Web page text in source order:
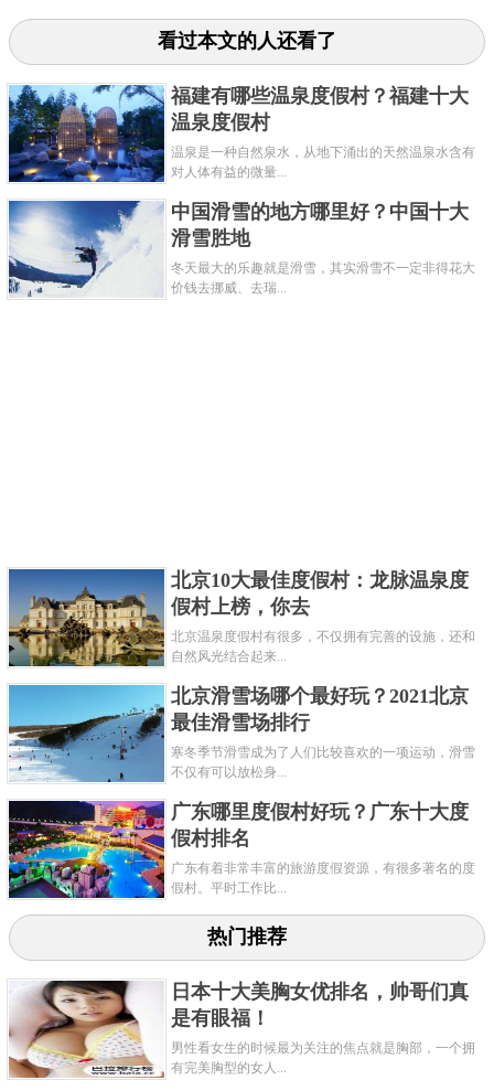
这处位于张家口冬奥核心区内，属北美枫情的滑
雪度假小镇，是总投资额超200亿元的中国大规模综合
滑雪度假区，是规划有200条总长度达138公里，45条
索道、21条魔毯，具有丰富业态的度假综合体。
关键字：滑雪 度假村
看过本文的人还看了
福建有哪些温泉度假村？福建十大
温泉度假村
温泉是一种自然泉水，从地下涌出的天然温泉水含有
对人体有益的微量...
中国滑雪的地方哪里好？中国十大
滑雪胜地
冬天最大的乐趣就是滑雪，其实滑雪不一定非得花大
价钱去挪威、去瑞...
北京10大最佳度假村：龙脉温泉度
假村上榜，你去
北京温泉度假村有很多，不仅拥有完善的设施，还和
自然风光结合起来...
北京滑雪场哪个最好玩？2021北京
最佳滑雪场排行
寒冬季节滑雪成为了人们比较喜欢的一项运动，滑雪
不仅有可以放松身...
广东哪里度假村好玩？广东十大度
假村排名
广东有着非常丰富的旅游度假资源，有很多著名的度
假村。平时工作比...
热门推荐
日本十大美胸女优排名，帅哥们真
是有眼福！
男性看女生的时候最为关注的焦点就是胸部，一个拥
有完美胸型的女人...